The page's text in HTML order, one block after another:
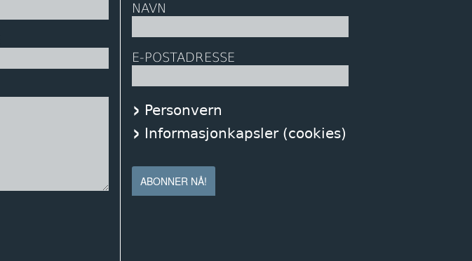
NAVN
E-POSTADRESSE
Personvern
Informasjonkapsler (cookies)